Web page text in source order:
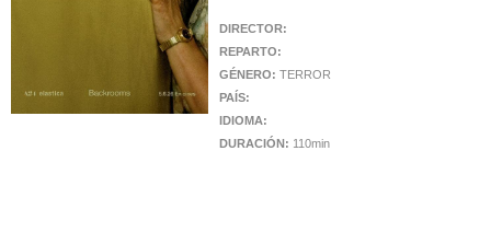
DIRECTOR:
REPARTO:
GÉNERO: TERROR
PAÍS:
IDIOMA:
DURACIÓN: 110min